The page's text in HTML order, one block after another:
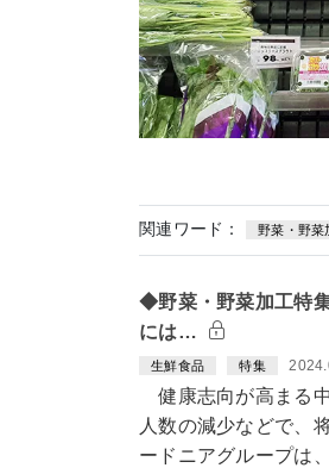
関連ワード： 野菜・野菜
◆野菜・野菜加工特
には…
生鮮食品 特集
健康志向が高まる
人数の減少などで、
ードニアグループは